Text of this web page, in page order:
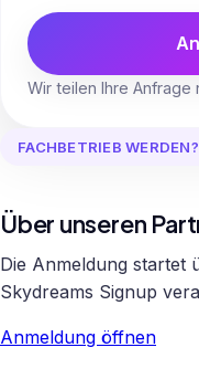
Wir teilen Ihre
FACHBETRIEB WERDEN?
Über unseren
Die Anmeldung startet
Skydreams Signup
Anmeldung öffnen